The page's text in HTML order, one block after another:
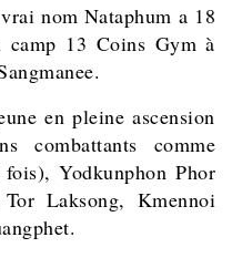
nom Nataphum a 18
camp 13 Coins Gym à
en pleine ascension
combattants comme
Yodkunphon Phor
Laksong, Kmennoi